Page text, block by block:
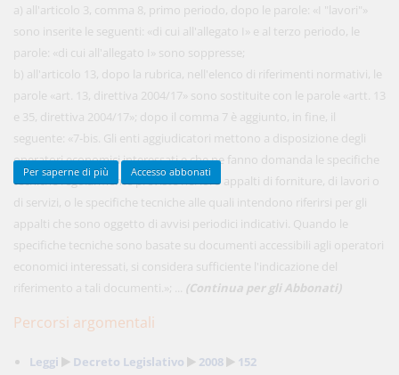
a) all'articolo 3, comma 8, primo periodo, dopo le parole: «I "lavori"»
sono inserite le seguenti: «di cui all'allegato I» e al terzo periodo, le
parole: «di cui all'allegato I» sono soppresse;
b) all'articolo 13, dopo la rubrica, nell'elenco di riferimenti normativi, le
parole «art. 13, direttiva 2004/17» sono sostituite con le parole «artt. 13
e 35, direttiva 2004/17»; dopo il comma 7 è aggiunto, in fine, il
seguente: «7-bis. Gli enti aggiudicatori mettono a disposizione degli
operatori economici interessati e che ne fanno domanda le specifiche
tecniche regolarmente previste nei loro appalti di forniture, di lavori o
di servizi, o le specifiche tecniche alle quali intendono riferirsi per gli
appalti che sono oggetto di avvisi periodici indicativi. Quando le
specifiche tecniche sono basate su documenti accessibili agli operatori
economici interessati, si considera sufficiente l'indicazione del
riferimento a tali documenti.»; ... (Continua per gli Abbonati)
Percorsi argomentali
Leggi Decreto Legislativo 2008 152
Acquista ora
Acquista ora
Per saperne di più Accesso abbonati